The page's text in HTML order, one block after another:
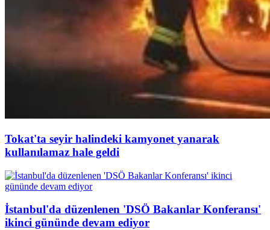
Tokat'ta seyir halindeki kamyonet yanarak
kullanılamaz hale geldi
İstanbul'da düzenlenen 'DSÖ Bakanlar Konferansı'
ikinci gününde devam ediyor